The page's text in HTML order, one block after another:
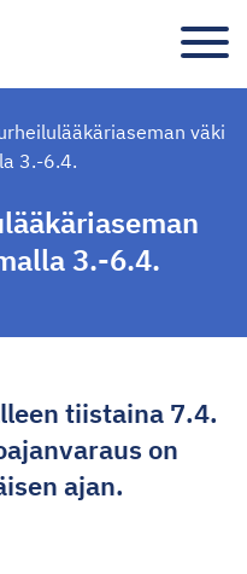
väki
3.-6.4.
3.-6.4.
tiistaina 7.4.
on
ajan.